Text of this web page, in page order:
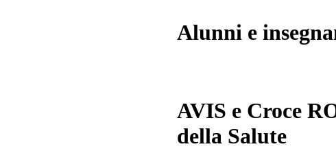
Alunni e
AVIS e Croce
della Salute